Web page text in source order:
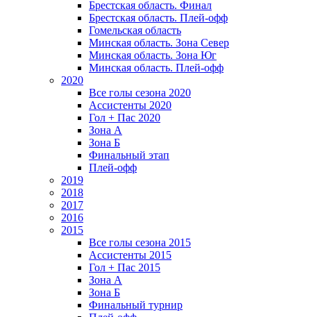
Брестская область. Финал
Брестская область. Плей-офф
Гомельская область
Минская область. Зона Север
Минская область. Зона Юг
Минская область. Плей-офф
2020
Все голы сезона 2020
Ассистенты 2020
Гол + Пас 2020
Зона А
Зона Б
Финальный этап
Плей-офф
2019
2018
2017
2016
2015
Все голы сезона 2015
Ассистенты 2015
Гол + Пас 2015
Зона А
Зона Б
Финальный турнир